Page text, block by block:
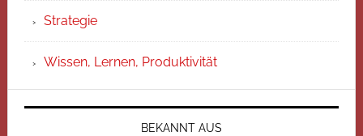
Strategie
Wissen, Lernen, Produktivität
BEKANNT AUS